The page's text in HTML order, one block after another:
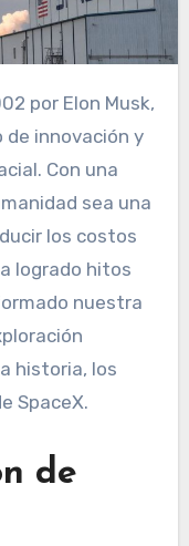
por Elon Musk,
de innovación y
Con una
sea una
los costos
logrado hitos
nuestra
historia, los
SpaceX.
de